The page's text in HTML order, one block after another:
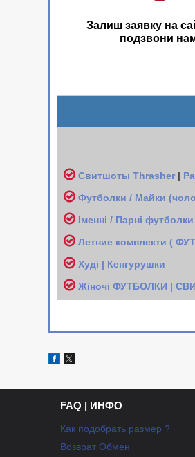
Залиш заявку на
подзвони
Свитшоты Thrasher |
Футболки / Майки
Іменні / Парні
Летние комплекти (
Худі | Кенгурушки
Жіночі ФУТБОЛКИ |
FAQ | ИНФО
Как подобрать размер ?
Возврат Обмен